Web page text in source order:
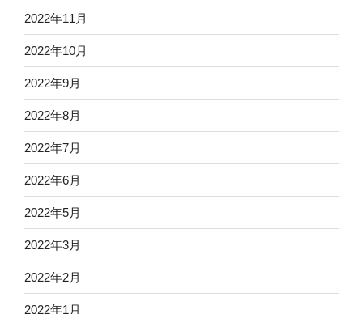
2022年11月
2022年10月
2022年9月
2022年8月
2022年7月
2022年6月
2022年5月
2022年3月
2022年2月
2022年1月